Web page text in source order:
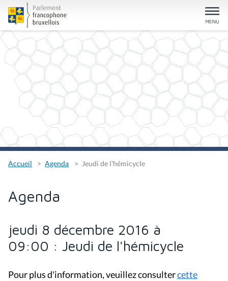
Accueil Agenda Jeudi de l'hémicycle
Agenda
jeudi 8 décembre 2016 à
09:00 : Jeudi de l'hémicycle
Pour plus d'information, veuillez consultercette